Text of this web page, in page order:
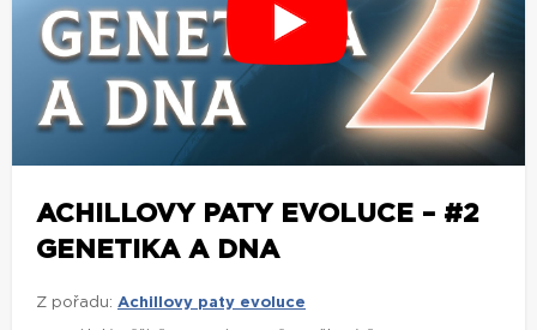
ACHILLOVY PATY EVOLUCE – #2
GENETIKA A DNA
Z pořadu: Achillovy paty evoluce